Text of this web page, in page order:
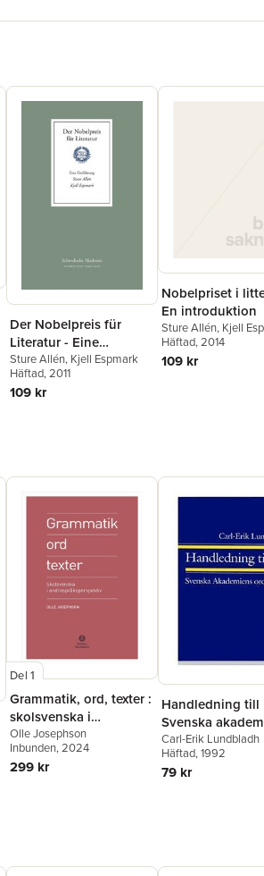
Der Nobelpreis für
Literatur - Eine
Einführung
Sture Allén, Kjell Espmark
Häftad, 2011
109 kr
Nobelpriset i
En introduktion
Sture Allén, Kjell
Häftad, 2014
109 kr
Del 1
Grammatik, ord, texter :
skolsvenska i
andraspråksperspektiv
Olle Josephson
Inbunden, 2024
299 kr
Handledning till
Svenska
ordbok
Carl-Erik Lundbladh
Häftad, 1992
79 kr